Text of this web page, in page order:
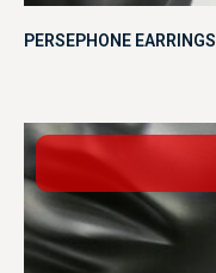
PERSEPHONE EARRINGS